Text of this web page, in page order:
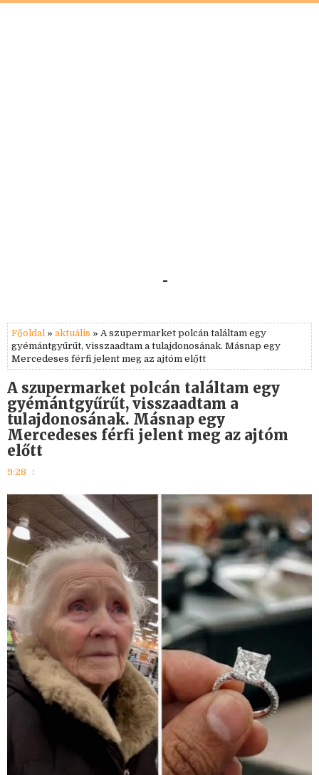
-
Főoldal » aktuális » A szupermarket polcán találtam egy
gyémántgyűrűt, visszaadtam a tulajdonosának. Másnap egy
Mercedeses férfi jelent meg az ajtóm előtt
A szupermarket polcán találtam egy
gyémántgyűrűt, visszaadtam a
tulajdonosának. Másnap egy
Mercedeses férfi jelent meg az ajtóm
előtt
9:28